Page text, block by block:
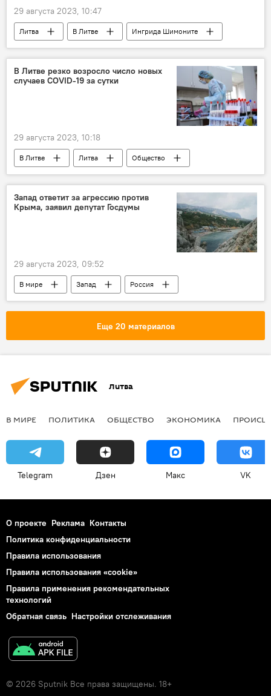
29 августа 2023, 10:47
Литва В Литве
Ингрида Шимоните
Белоруссия
граница
КПП
Закрытие КПП на границе с Белоруссией
В Литве резко возросло число новых
случаев COVID-19 за сутки
29 августа 2023, 10:18
В Литве Литва
Общество
Пандемия коронавируса в Литве и других странах
коронавирус
COVID-19
Запад ответит за агрессию против
Крыма, заявил депутат Госдумы
29 августа 2023, 09:52
В мире Запад
Россия
Украина
Крым
Еще 20 материалов
Литва
В МИРЕ ПОЛИТИКА ОБЩЕСТВО ЭКОНОМИКА
Telegram Дзен Макс VK
О проекте Реклама Контакты
Политика конфиденциальности
Правила использования
Правила использования «cookie»
Правила применения рекомендательных
технологий
Обратная связь Настройки отслеживания
© 2026 Sputnik Все права защищены. 18+